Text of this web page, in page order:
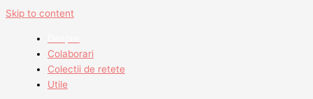
Skip to content
Colaborari
Colectii de retete
Utile